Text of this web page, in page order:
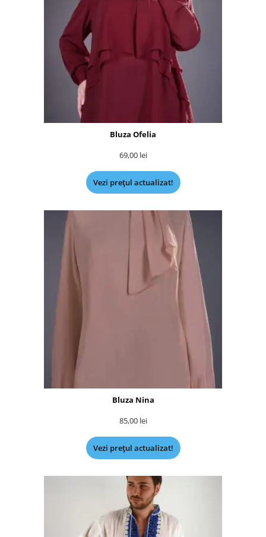
Bluza Ofelia
69,00 lei
Vezi prețul actualizat!
Bluza Nina
85,00 lei
Vezi prețul actualizat!